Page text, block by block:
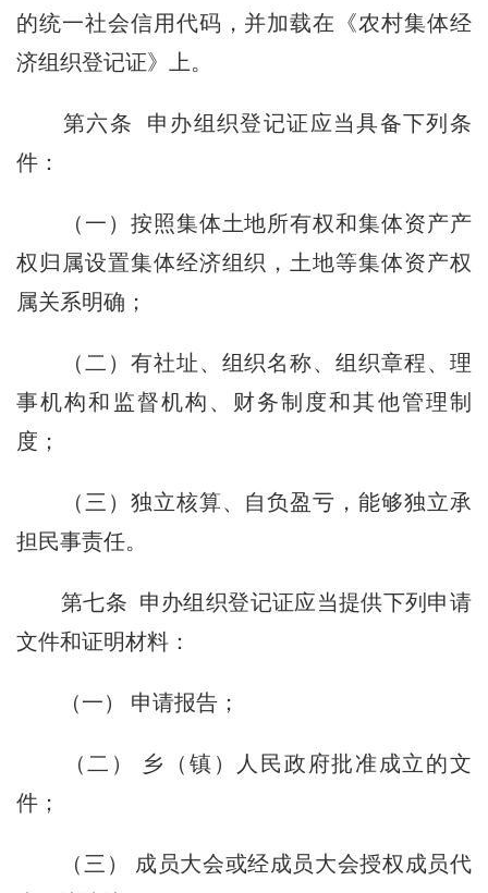
的统一社会信用代码，并加载在《农村集体经
济组织登记证》上。
第六条 申办组织登记证应当具备下列条
件：
（一）按照集体土地所有权和集体资产产
权归属设置集体经济组织，土地等集体资产权
属关系明确；
（二）有社址、组织名称、组织章程、理
事机构和监督机构、财务制度和其他管理制
度；
（三）独立核算、自负盈亏，能够独立承
担民事责任。
第七条 申办组织登记证应当提供下列申请
文件和证明材料：
（一） 申请报告；
（二） 乡（镇）人民政府批准成立的文
件；
（三） 成员大会或经成员大会授权成员代